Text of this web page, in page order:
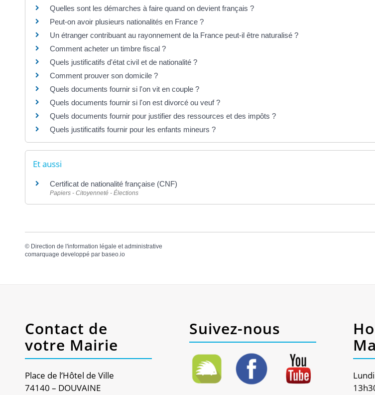
Quelles sont les démarches à faire quand on devient français ?
Peut-on avoir plusieurs nationalités en France ?
Un étranger contribuant au rayonnement de la France peut-il être naturalisé ?
Comment acheter un timbre fiscal ?
Quels justificatifs d'état civil et de nationalité ?
Comment prouver son domicile ?
Quels documents fournir si l'on vit en couple ?
Quels documents fournir si l'on est divorcé ou veuf ?
Quels documents fournir pour justifier des ressources et des impôts ?
Quels justificatifs fournir pour les enfants mineurs ?
Et aussi
Certificat de nationalité française (CNF)
Papiers - Citoyenneté - Élections
© Direction de l'information légale et administrative
comarquage developpé par baseo.io
Contact de
votre Mairie
Place de l’Hôtel de Ville
74140 – DOUVAINE
Suivez-nous